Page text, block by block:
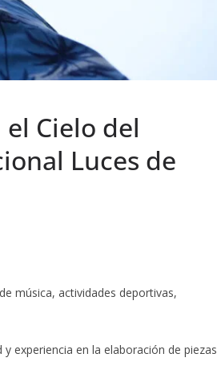
Cielo del
Luces de
música, actividades deportivas,
experiencia en la elaboración de piezas